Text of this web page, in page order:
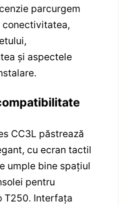
parcurgem
și aspectele
CC3L păstrează
cu ecran tactil
umple bine spațiul
pentru
T250. Interfața